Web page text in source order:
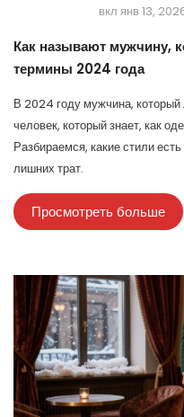
вкл янв 13,
Как называют мужчину,
термины 2024 года
В 2024 году мужчина,
человек, который знает, как
Разбираемся, какие стили
лишних трат.
Просмотреть больше